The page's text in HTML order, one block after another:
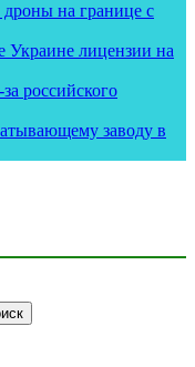
на границе с
Украине лицензии на
российского
заводу в